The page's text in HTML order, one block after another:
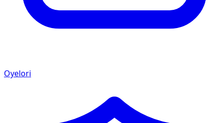
Oyelori